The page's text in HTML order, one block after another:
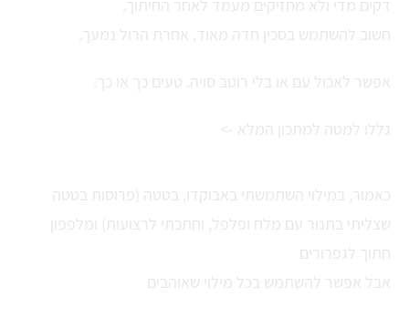
דקים מדי ולא מחזיקים מעמד לאחר החיתוך.
חשוב להשתמש בסכין חדה מאוד, אחרת הרול נמעך.
אפשר לאכול עם או בלי רוטב סויה. טעים כך או כך.
גללו למטה למתכון המלא ->
כאמור, במילוי השתמשתי באבוקדו, בטטה (פרוסות בטטה
שצליתי בתנור עם מלח ופלפל, וחתכתי לרצועות) ומלפפון
חתוך לגפרורים
אבל אפשר להשתמש בכל מילוי שאוהבים